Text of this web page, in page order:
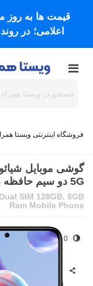
قیمت ها به روز
اعلامی؛ در
فروشگاه اینترنتی ویستا
5G دو سیم حافظه 128 گیگابایت و رم 8 گیگابایت
SIM 128GB, 8GB
Ram Mobile Phone
0